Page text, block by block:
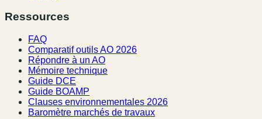
Ressources
FAQ
Comparatif outils AO 2026
Répondre à un AO
Mémoire technique
Guide DCE
Guide BOAMP
Clauses environnementales 2026
Baromètre marchés de travaux